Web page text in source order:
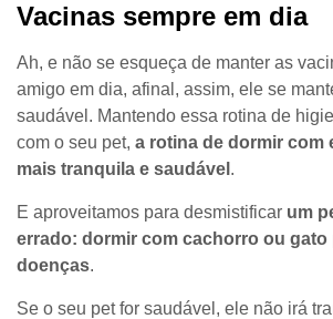
Vacinas sempre em dia
Ah, e não se esqueça de manter as
amigo em dia, afinal, assim, ele se
saudável. Mantendo essa rotina de
com o seu pet, a rotina de dormir com
mais tranquila e saudável .
E aproveitamos para desmistificar um
errado: dormir com cachorro ou
doenças.
Se o seu pet for saudável, ele não irá